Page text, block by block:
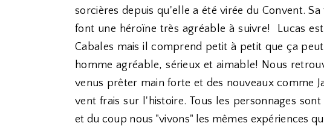
sorcières depuis qu'elle a été virée du Convent.
font une héroïne très agréable à suivre! Lucas
Cabales mais il comprend petit à petit que ça
homme agréable, sérieux et aimable! Nous
venus prêter main forte et des nouveaux comme
vent frais sur l'histoire. Tous les personnages
et du coup nous "vivons" les mêmes expériences